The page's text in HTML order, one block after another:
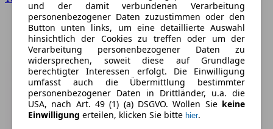
und der damit verbundenen Verarbeitung
personenbezogener Daten zuzustimmen oder den
Button unten links, um eine detaillierte Auswahl
hinsichtlich der Cookies zu treffen oder um der
Verarbeitung personenbezogener Daten zu
widersprechen, soweit diese auf Grundlage
berechtigter Interessen erfolgt. Die Einwilligung
umfasst auch die Übermittlung bestimmter
personenbezogener Daten in Drittländer, u.a. die
USA, nach Art. 49 (1) (a) DSGVO. Wollen Sie keine
Einwilligung erteilen, klicken Sie bitte hier.